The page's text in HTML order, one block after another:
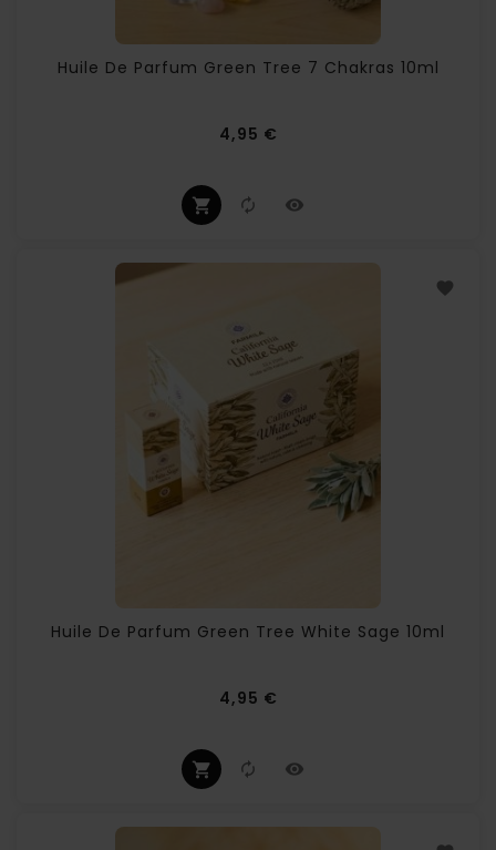
Huile De Parfum Green Tree 7 Chakras 10ml
4,95 €
Huile De Parfum Green Tree White Sage 10ml
4,95 €